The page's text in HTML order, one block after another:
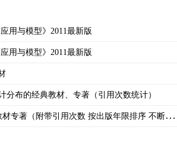
用与模型》2011最新版
用与模型》2011最新版
分布的经典教材、专著（引用次数统计）
专著（附带引用次数 按出版年限排序 不断补